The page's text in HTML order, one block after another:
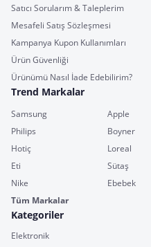
Satıcı Sorularım & Taleplerim
Mesafeli Satış Sözleşmesi
Kampanya Kupon Kullanımları
Ürün Güvenliği
Ürünümü Nasıl İade Edebilirim?
Trend Markalar
Samsung Apple
Philips
Boyner
Hotiç
Loreal
Eti
Sütaş
Nike
Ebebek
Tüm Markalar
Kategoriler
Elektronik